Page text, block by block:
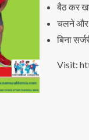
बैठ कर
चलने और
बिना
Visit: